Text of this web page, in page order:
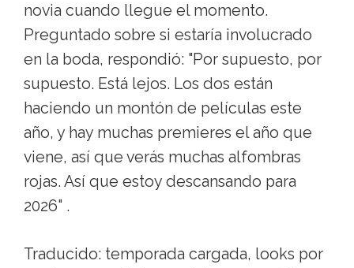
novia cuando llegue el momento.
Preguntado sobre si estaría involucrado
en la boda, respondió: "Por supuesto, por
supuesto. Está lejos. Los dos están
haciendo un montón de películas este
año, y hay muchas premieres el año que
viene, así que verás muchas alfombras
rojas. Así que estoy descansando para
2026" .
Traducido: temporada cargada, looks por